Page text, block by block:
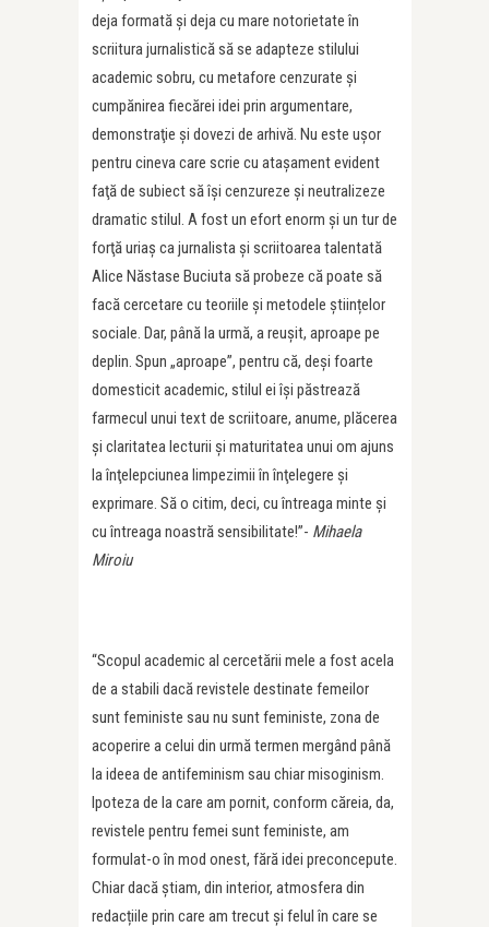
deja formată şi deja cu mare notorietate în
scriitura jurnalistică să se adapteze stilului
academic sobru, cu metafore cenzurate şi
cumpănirea fiecărei idei prin argumentare,
demonstraţie şi dovezi de arhivă. Nu este uşor
pentru cineva care scrie cu ataşament evident
faţă de subiect să îşi cenzureze şi neutralizeze
dramatic stilul. A fost un efort enorm şi un tur de
forţă uriaş ca jurnalista și scriitoarea talentată
Alice Năstase Buciuta să probeze că poate să
facă cercetare cu teoriile și metodele științelor
sociale. Dar, până la urmă, a reuşit, aproape pe
deplin. Spun „aproape”, pentru că, deşi foarte
domesticit academic, stilul ei îşi păstrează
farmecul unui text de scriitoare, anume, plăcerea
şi claritatea lecturii și maturitatea unui om ajuns
la înţelepciunea limpezimii în înţelegere şi
exprimare. Să o citim, deci, cu întreaga minte și
cu întreaga noastră sensibilitate!”- Mihaela
Miroiu
“Scopul academic al cercetării mele a fost acela
de a stabili dacă revistele destinate femeilor
sunt feministe sau nu sunt feministe, zona de
acoperire a celui din urmă termen mergând până
la ideea de antifeminism sau chiar misoginism.
Ipoteza de la care am pornit, conform căreia, da,
revistele pentru femei sunt feministe, am
formulat-o în mod onest, fără idei preconcepute.
Chiar dacă știam, din interior, atmosfera din
redacțiile prin care am trecut și felul în care se